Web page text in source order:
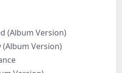
(Album Version)
(Album Version)